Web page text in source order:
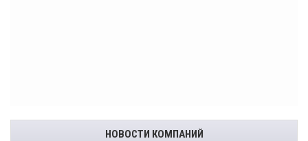
НОВОСТИ КОМПАНИЙ